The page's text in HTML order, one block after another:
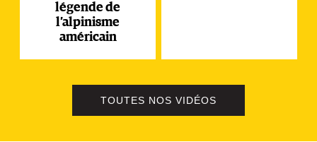
légende de
l’alpinisme
américain
TOUTES NOS VIDÉOS